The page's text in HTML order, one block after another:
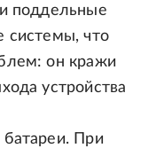
поддельные
системы, что
он кражи
устройства
При